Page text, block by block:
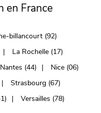
en France
billancourt (92)
La Rochelle (17)
Nantes (44)
Nice (06)
Strasbourg (67)
Versailles (78)